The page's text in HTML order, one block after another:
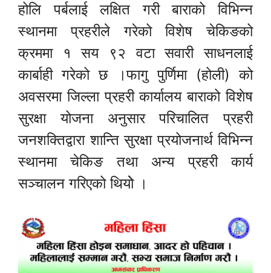
होलि पर्बलाई लक्षित गरी बाराको विभिन्न
स्थानमा प्रहरीले गरेको विशेष चेकिङको
क्रममा १ सय ९२ वटा सवारी साधनलाई
कार्बाही गरेको छ ।फागु पुर्णिमा (होली) को
अवसरमा जिल्ला प्रहरी कार्यालय बाराको विशेष
सुरक्षा योजना अनुसार परिचालित प्रहरी
जनशक्तिद्वारा शान्ति सुरक्षा प्रयोजनार्थ विभिन्न
स्थानमा चेकिङ तथा अन्य प्रहरी कार्य
सञ्चालन गरिएको थियोे ।